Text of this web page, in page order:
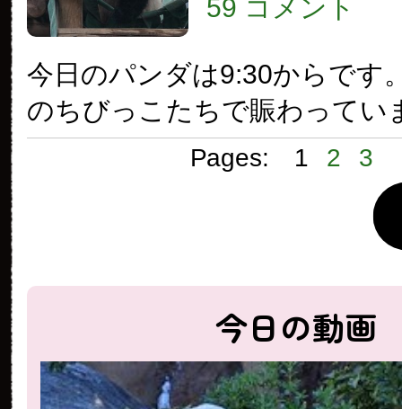
59 コメント
今日のパンダは9:30からです
のちびっこたちで賑わってい
Pages: 1 2 3
今日の動画